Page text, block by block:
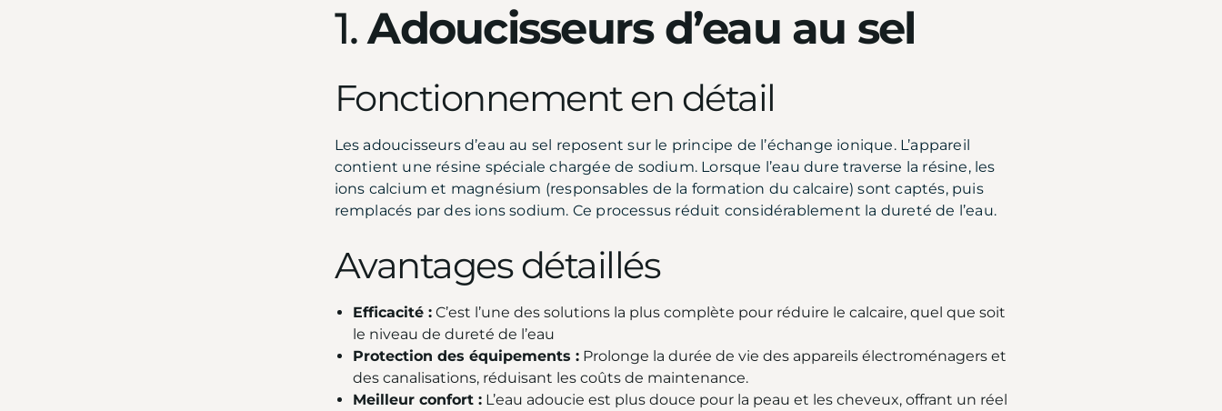
1.Adoucisseurs d’eau au sel
Fonctionnement en détail
Les adoucisseurs d’eau au sel reposent sur le principe de l’échange ionique. L’appareil
contient une résine spéciale chargée de sodium. Lorsque l’eau dure traverse la résine, les
ions calcium et magnésium (responsables de la formation du calcaire) sont captés, puis
remplacés par des ions sodium. Ce processus réduit considérablement la dureté de l’eau.
Avantages détaillés
Efficacité :C’est l’une des solutions la plus complète pour réduire le calcaire, quel que soit
le niveau de dureté de l’eau
Protection des équipements :Prolonge la durée de vie des appareils électroménagers et
des canalisations, réduisant les coûts de maintenance.
Meilleur confort :L’eau adoucie est plus douce pour la peau et les cheveux, offrant un réel